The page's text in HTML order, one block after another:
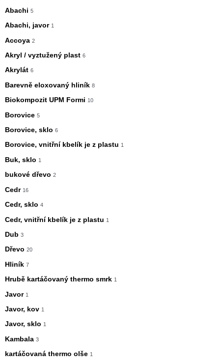
Abachi 5
Abachi, javor 1
Accoya 2
Akryl / vyztužený plast 6
Akrylát 6
Barevně eloxovaný hliník 8
Biokompozit UPM Formi 10
Borovice 5
Borovice, sklo 6
Borovice, vnitřní kbelík je z plastu 1
Buk, sklo 1
bukové dřevo 2
Cedr 16
Cedr, sklo 4
Cedr, vnitřní kbelík je z plastu 1
Dub 3
Dřevo 20
Hliník 7
Hrubě kartáčovaný thermo smrk 1
Javor 1
Javor, kov 1
Javor, sklo 1
Kambala 3
kartáčovaná thermo olše 1